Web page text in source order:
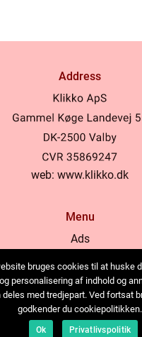
Address
web: www.klikko.dk
Menu
Ads
Cookies
Contact
Sitemap
bruges cookies til at huske
personalisering af indhold og
deles med tredjepart. Ved fortsat
godkender du cookiepolitikken.
Ok Privatlivspolitik